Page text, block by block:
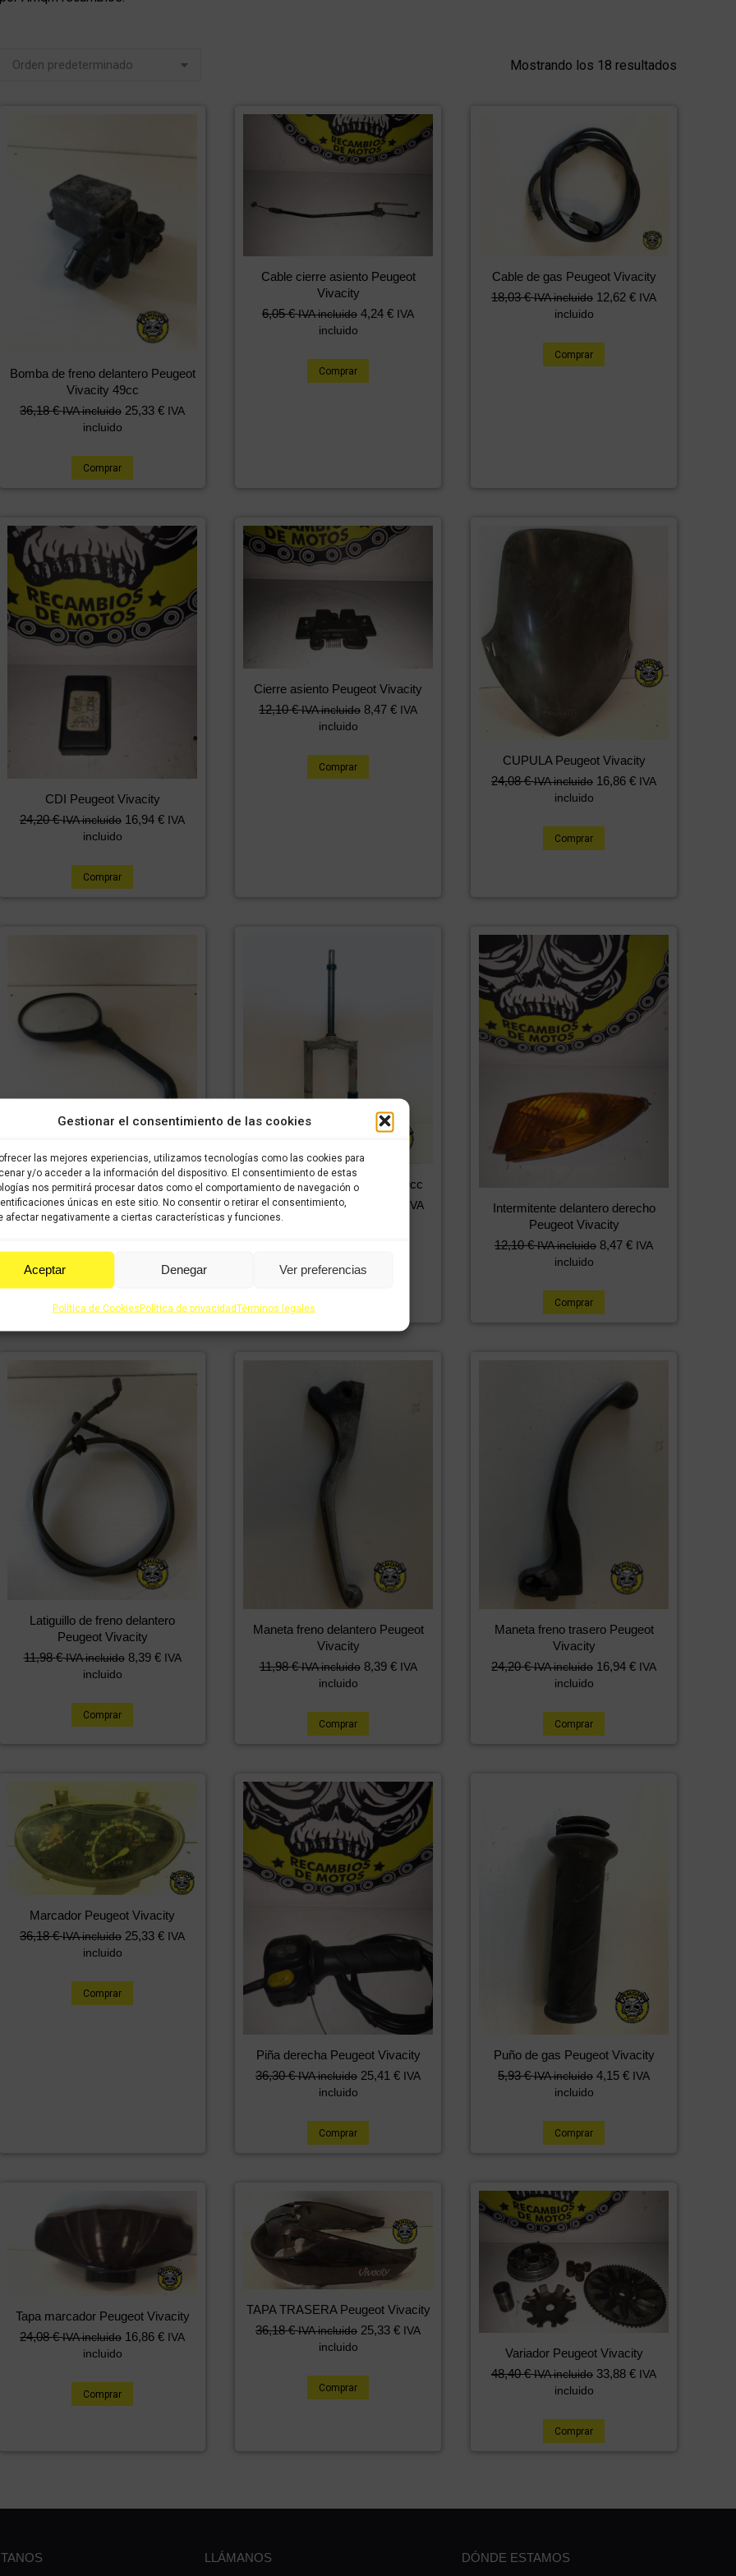
Gestionar el consentimiento de las cookies
las mejores experiencias, utilizamos tecnologías como las cookies para
y/o acceder a la información del dispositivo. El consentimiento de estas
nos permitirá procesar datos como el comportamiento de navegación o
únicas en este sitio. No consentir o retirar el consentimiento,
afectar negativamente a ciertas características y funciones.
Aceptar Denegar Ver preferencias
Política de CookiesPolítica de privacidadTérminos legales
Mostrando los 18 resultados
Bomba de freno delantero Peugeot
Vivacity 49cc
36,18€ IVA incluido 25,33 € IVA
incluido
Comprar
Cable cierre asiento Peugeot
Vivacity
6,05€ IVA incluido 4,24 € IVA
incluido
Comprar
Cable de gas Peugeot Vivacity
18,03€ IVA incluido 12,62 € IVA
incluido
Comprar
CDI Peugeot Vivacity
24,20€ IVA incluido 16,94 € IVA
incluido
Comprar
Cierre asiento Peugeot Vivacity
12,10€ IVA incluido 8,47 € IVA
incluido
Comprar
CUPULA Peugeot Vivacity
24,08€ IVA incluido 16,86 € IVA
incluido
Comprar
Espejo izquierdo Peugeot Vivacity
11,98€ IVA incluido 8,39 € IVA
Horquilla Peugeot Vivacity 49cc
108,78€ IVA incluido
IVA
Comprar
Intermitente delantero derecho
Peugeot Vivacity
12,10€ IVA incluido 8,47 € IVA
incluido
Comprar
Latiguillo de freno delantero
Peugeot Vivacity
11,98€ IVA incluido 8,39 € IVA
incluido
Comprar
Maneta freno delantero Peugeot
Vivacity
11,98€ IVA incluido 8,39 € IVA
incluido
Comprar
Maneta freno trasero Peugeot
Vivacity
24,20€ IVA incluido 16,94 € IVA
incluido
Comprar
Marcador Peugeot Vivacity
36,18€ IVA incluido 25,33 € IVA
incluido
Comprar
Piña derecha Peugeot Vivacity
36,30€ IVA incluido 25,41 € IVA
incluido
Comprar
Puño de gas Peugeot Vivacity
5,93€ IVA incluido 4,15 € IVA
incluido
Comprar
Tapa marcador Peugeot Vivacity
24,08€ IVA incluido 16,86 € IVA
incluido
Comprar
TAPA TRASERA Peugeot Vivacity
36,18€ IVA incluido 25,33 € IVA
incluido
Comprar
Variador Peugeot Vivacity
48,40€ IVA incluido 33,88 € IVA
incluido
Comprar
LLÁMANOS DÓNDE ESTAMOS